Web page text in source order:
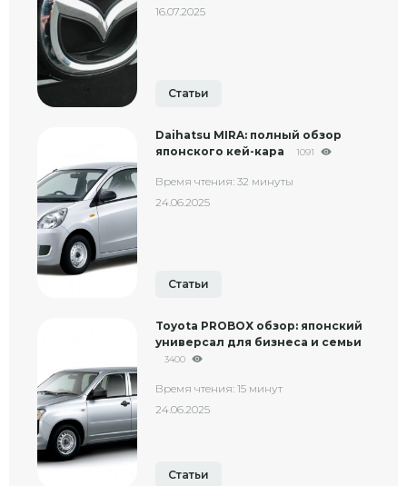
16.07.2025
Статьи
Daihatsu MIRA: полный обзор
японского кей-кара
1091
Время чтения: 32 минуты
24.06.2025
Статьи
Toyota PROBOX обзор: японский
универсал для бизнеса и семьи
3400
Время чтения: 15 минут
24.06.2025
Статьи